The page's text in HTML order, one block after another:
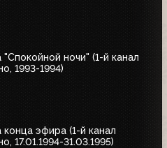
"Спокойной ночи" (1-й канал
1993-1994)
конца эфира (1-й канал
17.01.1994-31.03.1995)